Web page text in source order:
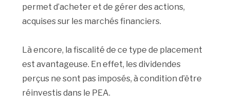
permet d’acheter et de gérer des actions,
acquises sur les marchés financiers.
Là encore, la fiscalité de ce type de placement
est avantageuse. En effet, les dividendes
perçus ne sont pas imposés, à condition d’être
réinvestis dans le PEA.